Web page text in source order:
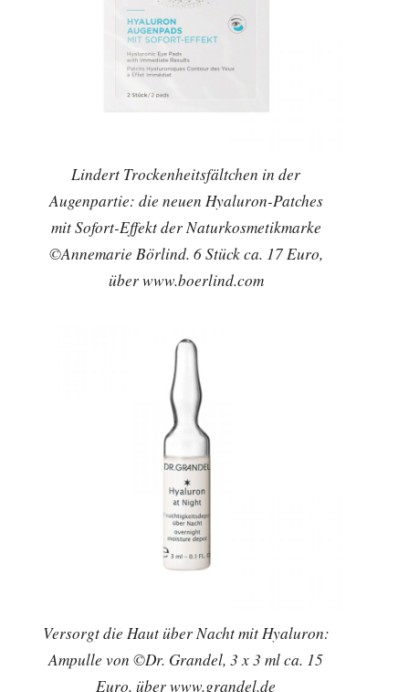
Lindert Trockenheitsfältchen in der
Augenpartie: die neuen Hyaluron-Patches
mit Sofort-Effekt der Naturkosmetikmarke
©Annemarie Börlind. 6 Stück ca. 17 Euro,
über www.boerlind.com
Versorgt die Haut über Nacht mit Hyaluron:
Ampulle von ©Dr. Grandel, 3 x 3 ml ca. 15
Euro, über www.grandel.de